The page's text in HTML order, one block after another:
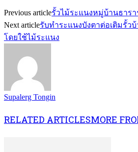
Previous articleรั้วไม้ระแนงหมู่บ้านธาร
Next articleรับทำระแนงบังตาต่อเติมรั้ว
โดยใช้ไม้ระแนง
Supalerg Tongin
RELATED ARTICLESMORE